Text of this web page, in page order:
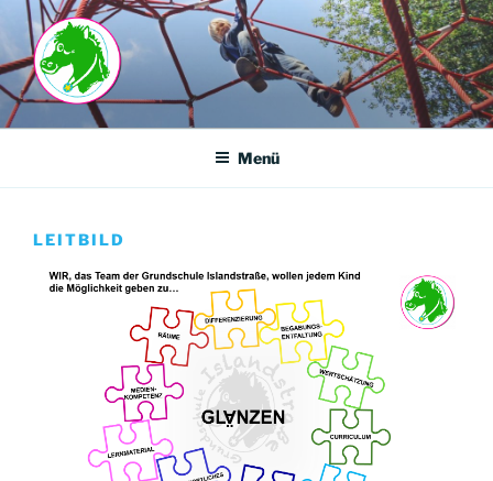
Zum
Inhalt
springen
GRUNDSCHULE-
ISLANDSTRASSE
Menü
LEITBILD